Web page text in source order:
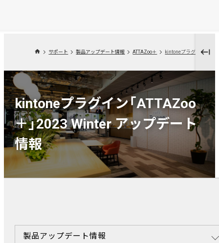
サポート 製品アップデート情報 ATTAZoo＋
kintoneプラグイン「ATTAZoo
＋」2023 Winter アップデート
情報
製品アップデート情報